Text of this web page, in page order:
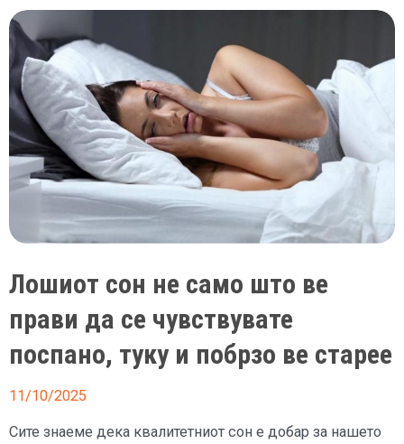
поважни
од
утринските
Лошиот сон не само што ве
прави да се чувствувате
поспано, туку и побрзо ве старее
11/10/2025
Сите знаеме дека квалитетниот сон е добар за нашето